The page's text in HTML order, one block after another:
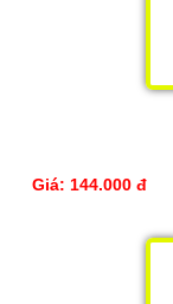
Giá: 144.000 đ